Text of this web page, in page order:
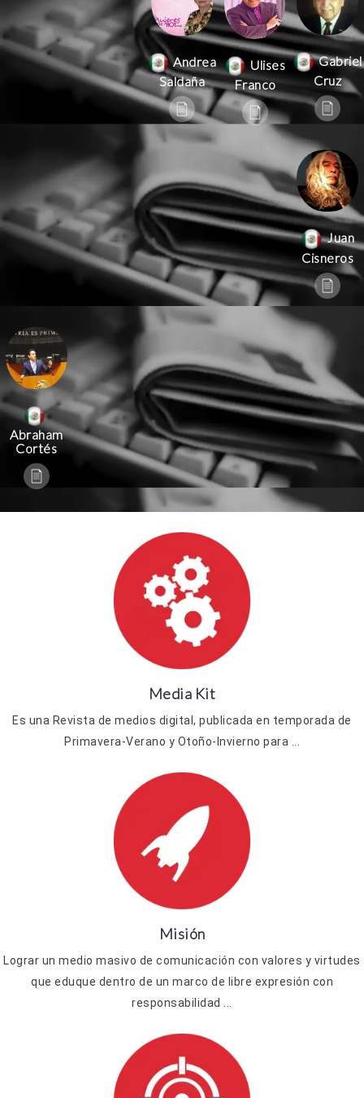
Andrea
Saldaña
Ulises
Franco
Gabriel
Cruz
Juan
Cisneros
Abraham
Cortés
Media Kit
Es una Revista de medios digital, publicada en temporada de
Primavera-Verano y Otoño-Invierno para ...
Misión
Lograr un medio masivo de comunicación con valores y virtudes
que eduque dentro de un marco de libre expresión con
responsabilidad ...